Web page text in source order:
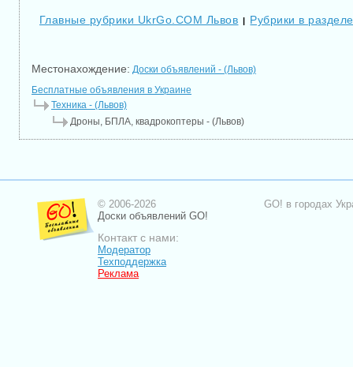
Главные рубрики UkrGo.COM Львов | Рубрики в
Местонахождение: Доски объявлений - (Львов)
Бесплатные объявления в Украине
Техника - (Львов)
Дроны, БПЛА, квадрокоптеры - (Львов)
© 2006-2026
Доски объявлений GO!
Контакт с нами:
Модератор
Техподдержка
Реклама
GO! в городах